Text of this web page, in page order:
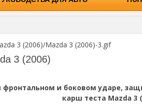
3 (2006)/Mazda 3 (2006)-3.gif
3 (2006)
фронтальном и боковом ударе,
карш теста Mazda 3